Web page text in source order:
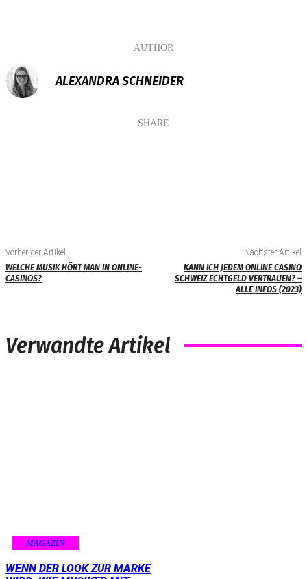
AUTHOR
ALEXANDRA SCHNEIDER
SHARE
Vorheriger Artikel
WELCHE MUSIK HÖRT MAN IN ONLINE-
CASINOS?
Nächster Artikel
KANN ICH JEDEM ONLINE CASINO
SCHWEIZ ECHTGELD VERTRAUEN? –
ALLE INFOS (2023)
Verwandte Artikel
MAGAZIN
WENN DER LOOK ZUR MARKE